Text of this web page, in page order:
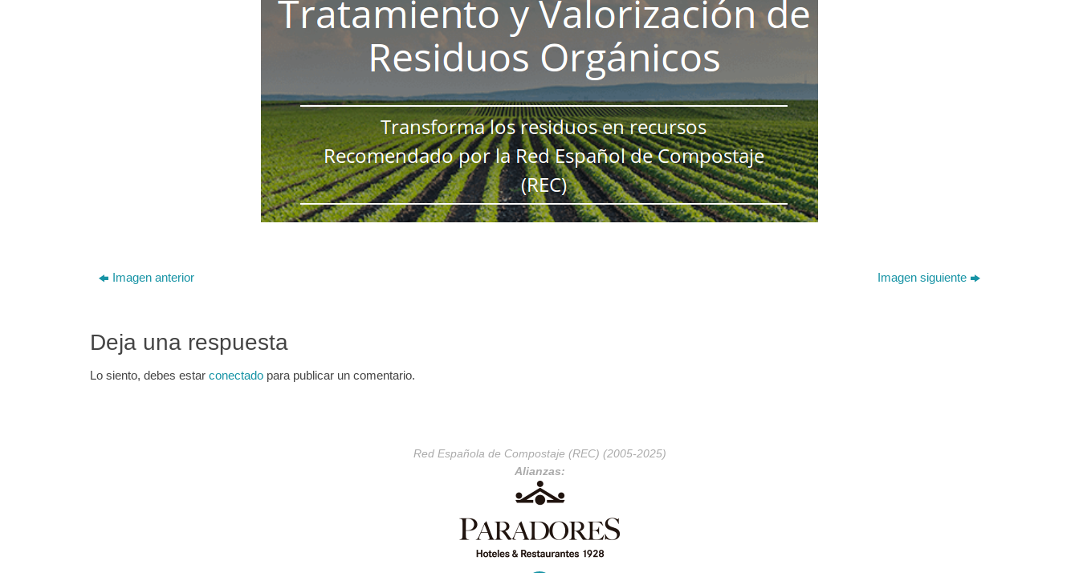
Imagen anterior Imagen siguiente
Deja una respuesta
Lo siento, debes estar conectado para publicar un comentario.
Red Española de Compostaje (REC) (2005-2025)
Alianzas: